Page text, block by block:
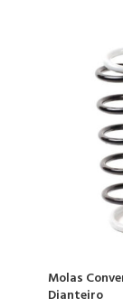
Molas
Dianteiro